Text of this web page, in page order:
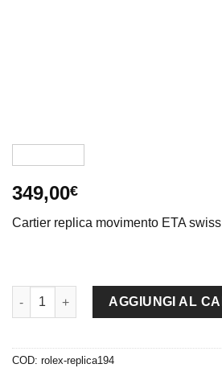
349,00€
Cartier replica movimento ETA
Cartier replica pasha acciaio white
AGGIUNGI AL
COD: rolex-replica194